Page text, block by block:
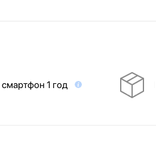
смартфон 1 год